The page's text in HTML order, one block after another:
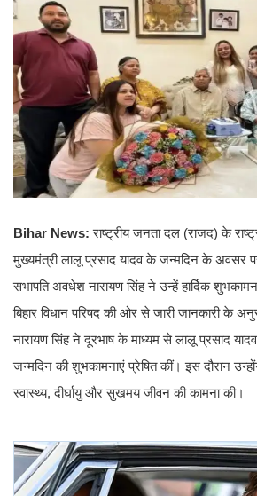
Bihar News:राष्ट्रीय जनता दल (राजद) के
मुख्यमंत्री लालू प्रसाद यादव के जन्मदिन के अवसर पर
सभापति अवधेश नारायण सिंह ने उन्हें हार्दिक
बिहार विधान परिषद की ओर से जारी जानकारी के
नारायण सिंह ने दूरभाष के माध्यम से लालू प्रसाद
जन्मदिन की शुभकामनाएं प्रेषित कीं। इस दौरान
स्वास्थ्य, दीर्घायु और सुखमय जीवन की कामना की।